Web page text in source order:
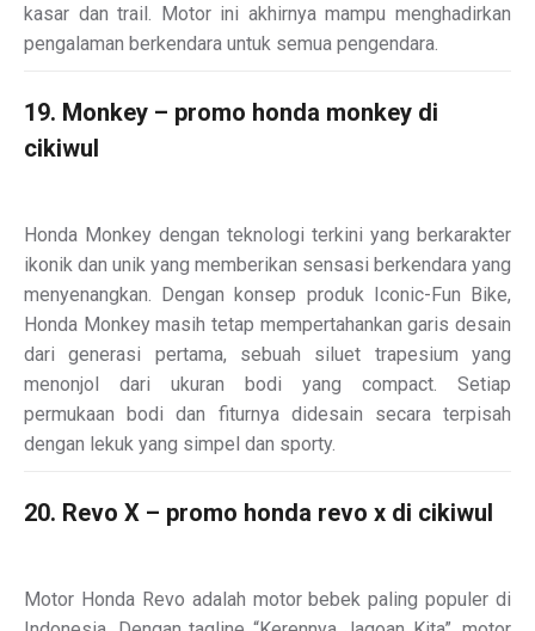
kasar dan trail. Motor ini akhirnya mampu menghadirkan
pengalaman berkendara untuk semua pengendara.
19. Monkey – promo honda monkey di
cikiwul
Honda Monkey dengan teknologi terkini yang berkarakter
ikonik dan unik yang memberikan sensasi berkendara yang
menyenangkan. Dengan konsep produk Iconic-Fun Bike,
Honda Monkey masih tetap mempertahankan garis desain
dari generasi pertama, sebuah siluet trapesium yang
menonjol dari ukuran bodi yang compact. Setiap
permukaan bodi dan fiturnya didesain secara terpisah
dengan lekuk yang simpel dan sporty.
20. Revo X – promo honda revo x di cikiwul
Motor Honda Revo adalah motor bebek paling populer di